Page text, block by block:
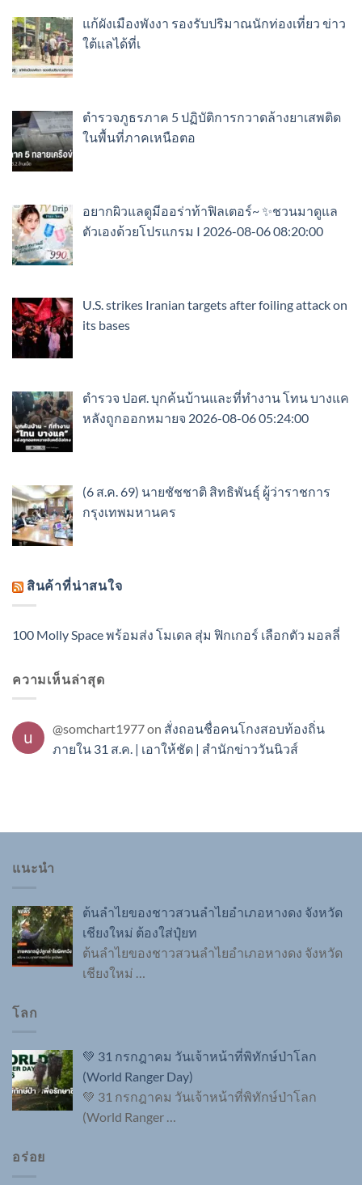
แก้ผังเมืองพังงา รองรับปริมาณนักท่องเที่ยว ข่าว
ใต้แลได้ที่เ
ตำรวจภูธรภาค 5 ปฏิบัติการกวาดล้างยาเสพติด
ในพื้นที่ภาคเหนือตอ
อยากผิวแลดูมีออร่าท้าฟิลเตอร์~ ✨ชวนมาดูแล
ตัวเองด้วยโปรแกรม I 2026-08-06 08:20:00
U.S. strikes Iranian targets after foiling attack on
its bases
ตำรวจ ปอศ. บุกค้นบ้านและที่ทำงาน โทน บางแค
หลังถูกออกหมายจ 2026-08-06 05:24:00
(6 ส.ค. 69) นายชัชชาติ สิทธิพันธุ์ ผู้ว่าราชการ
กรุงเทพมหานคร
สินค้าที่น่าสนใจ
100 Molly Space พร้อมส่ง โมเดล สุ่ม ฟิกเกอร์ เลือกตัว มอลลี่
ความเห็นล่าสุด
@somchart1977on สั่งถอนชื่อคนโกงสอบท้องถิ่น
ภายใน 31 ส.ค. | เอาให้ชัด | สำนักข่าววันนิวส์
แนะนำ
ต้นลำไยของชาวสวนลำไยอำเภอหางดง จังหวัด
เชียงใหม่ ต้องใส่ปุ๋ยท
ต้นลำไยของชาวสวนลำไยอำเภอหางดง จังหวัด
เชียงใหม่
โลก
💚 31 กรกฎาคม วันเจ้าหน้าที่พิทักษ์ป่าโลก
(World Ranger Day)
💚 31 กรกฎาคม วันเจ้าหน้าที่พิทักษ์ป่าโลก
(World Ranger …
อร่อย